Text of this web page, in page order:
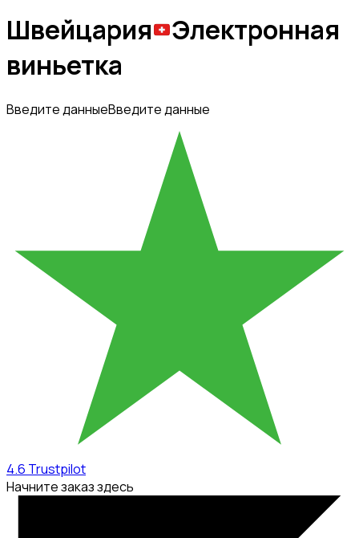
Швейцария
Электронная
виньетка
Введите данныеВведите данные
4.6 Trustpilot
Начните заказ здесь